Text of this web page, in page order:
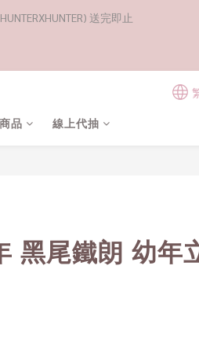
送完即止
品 線上代抽
黑尾鐵朗 幼年